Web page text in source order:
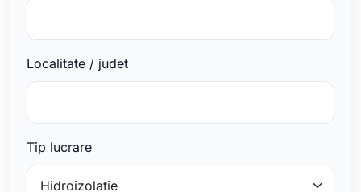
Localitate / judet
Tip lucrare